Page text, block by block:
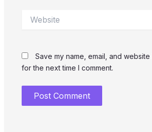
Save my name, email, and
for the next time I comment.